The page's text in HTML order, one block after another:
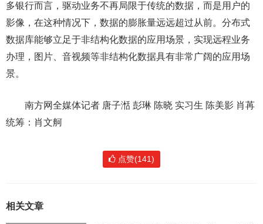
多银行而言，驱动业务不再局限于传统的数据，而是用户的
影像，在这种情况下，数据的膨胀量远远超过从前。分布式
数据库能够立足于非结构化数据的应用场景，实现远程业务
办理，图片、音视频等非结构化数据具有非常广阔的应用场
景。
南方网全媒体记者 唐子湉 彭琳 陈晓 实习生 陈美影 肖苒
统筹：肖文舸
点赞(141)
相关文章